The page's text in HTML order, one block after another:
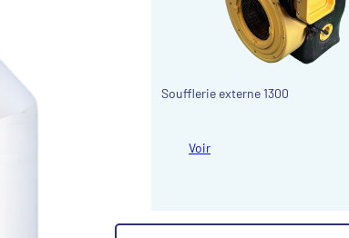
Soufflerie externe 1300
Voir